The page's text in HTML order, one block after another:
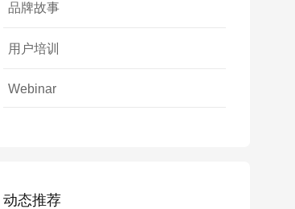
品牌故事
用户培训
Webinar
动态推荐